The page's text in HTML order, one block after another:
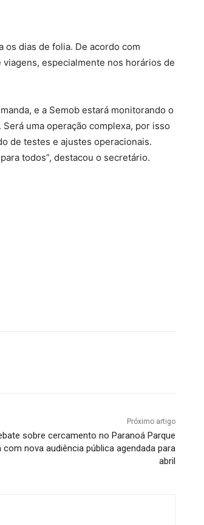
os dias de folia. De acordo com
especialmente nos horários de
e a Semob estará monitorando o
uma operação complexa, por isso
de testes e ajustes operacionais.
todos”, destacou o secretário.
Próximo artigo
sobre cercamento no Paranoá Parque
com nova audiência pública agendada para
abril